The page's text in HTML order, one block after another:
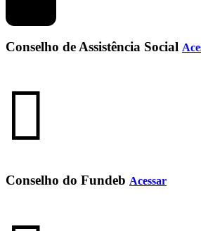
Conselho de Assistência Social
Conselho do Fundeb Acessar